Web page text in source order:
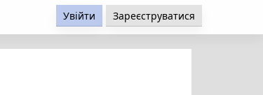
Увійти Зареєструватися